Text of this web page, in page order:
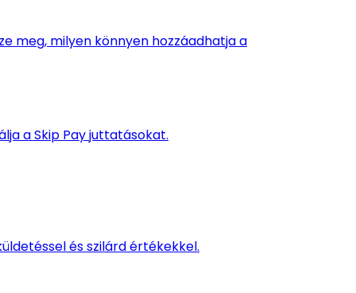
meg, milyen könnyen hozzáadhatja a
a Skip Pay juttatásokat.
és szilárd értékekkel.